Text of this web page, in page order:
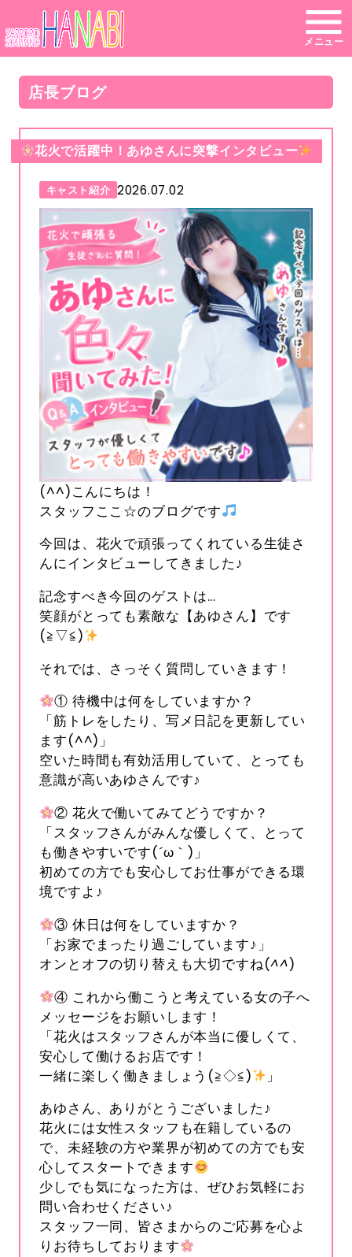
メニュー
SNSIDs-hanabi
24時間365日受付中です
店長ブログ
花火で活躍中！あゆさんに突撃インタビュー
キャスト紹介 2026.07.02
(^^)こんにちは！
スタッフここ☆のブログです
今回は、花火で頑張ってくれている生徒さ
んにインタビューしてきました♪
記念すべき今回のゲストは…
笑顔がとっても素敵な【あゆさん】です
(≧▽≦)
それでは、さっそく質問していきます！
① 待機中は何をしていますか？
「筋トレをしたり、写メ日記を更新してい
ます(^^)」
空いた時間も有効活用していて、とっても
意識が高いあゆさんです♪
② 花火で働いてみてどうですか？
「スタッフさんがみんな優しくて、とって
も働きやすいです(´ω｀)」
初めての方でも安心してお仕事ができる環
境ですよ♪
③ 休日は何をしていますか？
「お家でまったり過ごしています♪」
オンとオフの切り替えも大切ですね(^^)
④ これから働こうと考えている女の子へ
メッセージをお願いします！
「花火はスタッフさんが本当に優しくて、
安心して働けるお店です！
一緒に楽しく働きましょう(≧◇≦)
」
あゆさん、ありがとうございました♪
花火には女性スタッフも在籍しているの
で、未経験の方や業界が初めての方でも安
心してスタートできます
少しでも気になった方は、ぜひお気軽にお
問い合わせください♪
スタッフ一同、皆さまからのご応募を心よ
りお待ちしております